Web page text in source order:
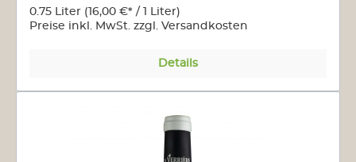
0.75 Liter (16,00 €* / 1 Liter)
Preise inkl. MwSt. zzgl. Versandkosten
Details